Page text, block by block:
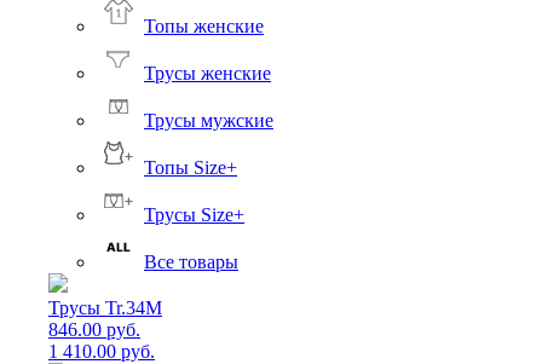
Топы женские
Трусы женские
Трусы мужские
Топы Size+
Трусы Size+
Все товары
Трусы Tr.34M
846.00 руб.
1 410.00 руб.